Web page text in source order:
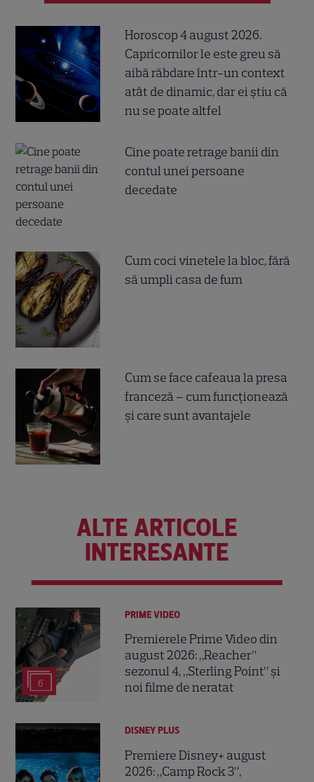
Horoscop 4 august 2026.
Capricornilor le este greu să
aibă răbdare într-un context
atât de dinamic, dar ei știu că
nu se poate altfel
Cine poate retrage banii din
contul unei persoane
decedate
Cum coci vinetele la bloc, fără
să umpli casa de fum
Cum se face cafeaua la presa
franceză – cum funcționează
și care sunt avantajele
ALTE ARTICOLE
INTERESANTE
6
PRIME VIDEO
Premierele Prime Video din
august 2026: „Reacher”
sezonul 4, „Sterling Point” și
noi filme de neratat
DISNEY PLUS
Premiere Disney+ august
2026: „Camp Rock 3”,